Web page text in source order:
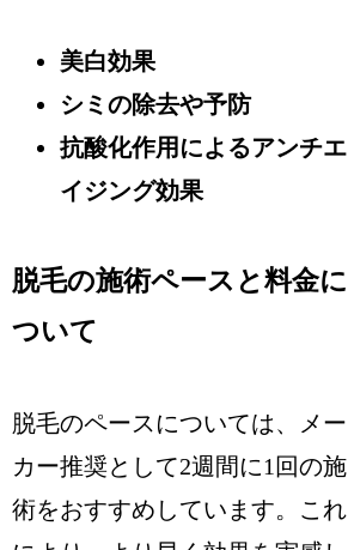
美白効果
シミの除去や予防
抗酸化作用によるアンチエ
イジング効果
脱毛の施術ペースと料金に
ついて
脱毛のペースについては、メー
カー推奨として2週間に1回の施
術をおすすめしています。これ